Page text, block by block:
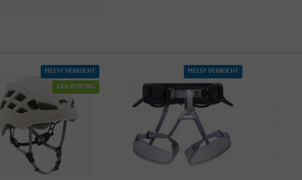
MEEST VERKOCHT
18% KORTING
MEEST VERKOCHT